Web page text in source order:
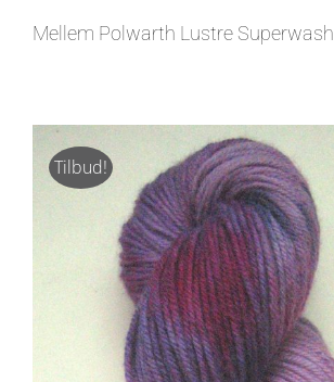
Mellem Polwarth Lustre Superwash
Tilbud!